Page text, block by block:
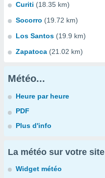
Curiti (18.35 km)
Socorro (19.72 km)
Los Santos (19.9 km)
Zapatoca (21.02 km)
Météo...
Heure par heure
PDF
Plus d'info
La météo sur votre site
Widget météo